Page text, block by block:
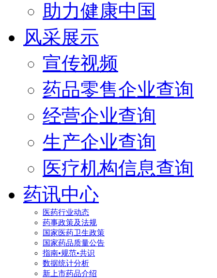
助力健康中国
风采展示
宣传视频
药品零售企业查询
经营企业查询
生产企业查询
医疗机构信息查询
药讯中心
医药行业动态
药事政策及法规
国家医药卫生政策
国家药品质量公告
指南•规范•共识
数据统计分析
新上市药品介绍